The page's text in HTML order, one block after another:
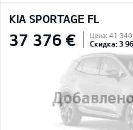
KIA SPORTAGE FL
37 376 € Цена: 41 340
Скидка: 3